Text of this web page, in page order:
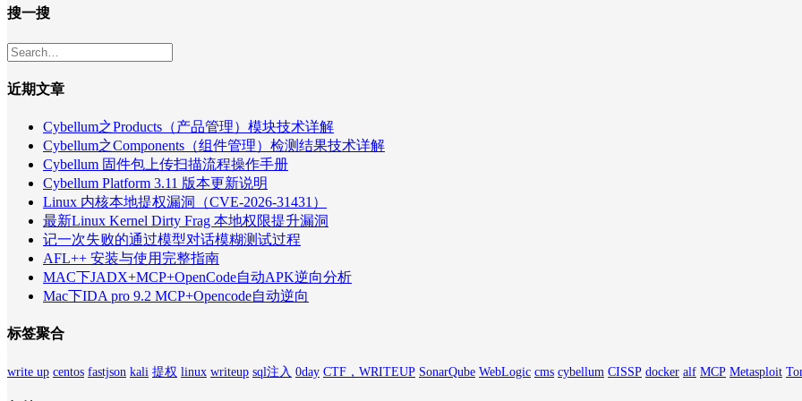
搜一搜
近期文章
Cybellum之Products（产品管理）模块技术详解
Cybellum之Components（组件管理）检测结果技术详解
Cybellum 固件包上传扫描流程操作手册
Cybellum Platform 3.11 版本更新说明
Linux 内核本地提权漏洞（CVE-2026-31431）
最新Linux Kernel Dirty Frag 本地权限提升漏洞
记一次失败的通过模型对话模糊测试过程
AFL++ 安装与使用完整指南
MAC下JADX+MCP+OpenCode自动APK逆向分析
Mac下IDA pro 9.2 MCP+Opencode自动逆向
标签聚合
write up centos fastjson kali 提权 linux writeup sql注入 0day CTF，WRITEUP SonarQube WebLogic cms cybellum CISSP docker alf MCP Metasploit